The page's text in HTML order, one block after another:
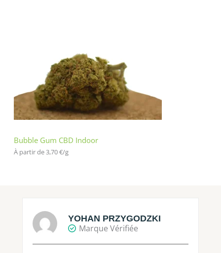
Bubble Gum CBD Indoor
À partir de 3,70€/g
YOHAN PRZYGODZKI
Marque Vérifiée